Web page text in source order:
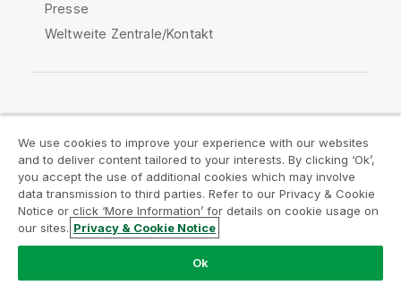
Presse
Weltweite Zentrale/Kontakt
Rechtliche Vereinbarungen
Produktbedingungen
Legal Policies
Legal Policies
Benutzungsbedingungen
Marken
Do Not Share My Info
Copyright © 1993-2026 QlikTech International AB. Alle
We use cookies to improve your experience with our websites
and to deliver content tailored to your interests. By clicking ‘Ok’,
you accept the use of additional cookies which may involve
data transmission to third parties. Refer to our Privacy & Cookie
Notice or click ‘More Information’ for details on cookie usage on
our sites. Privacy & Cookie Notice
Ok